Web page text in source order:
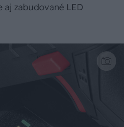
aj zabudované LED